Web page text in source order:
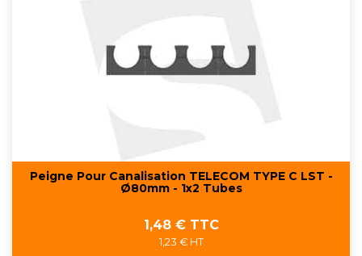
Peigne Pour Canalisation TELECOM TYPE C LST -
Ø80mm - 1x2 Tubes
Prix
1,48 € TTC
1,23 € HT